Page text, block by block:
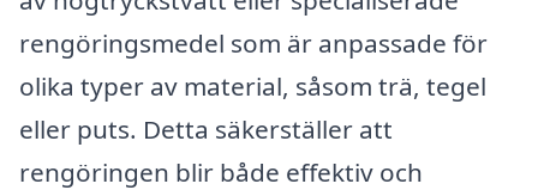
rengöringsmedel som är anpassade för
olika typer av material, såsom trä, tegel
eller puts. Detta säkerställer att
rengöringen blir både effektiv och